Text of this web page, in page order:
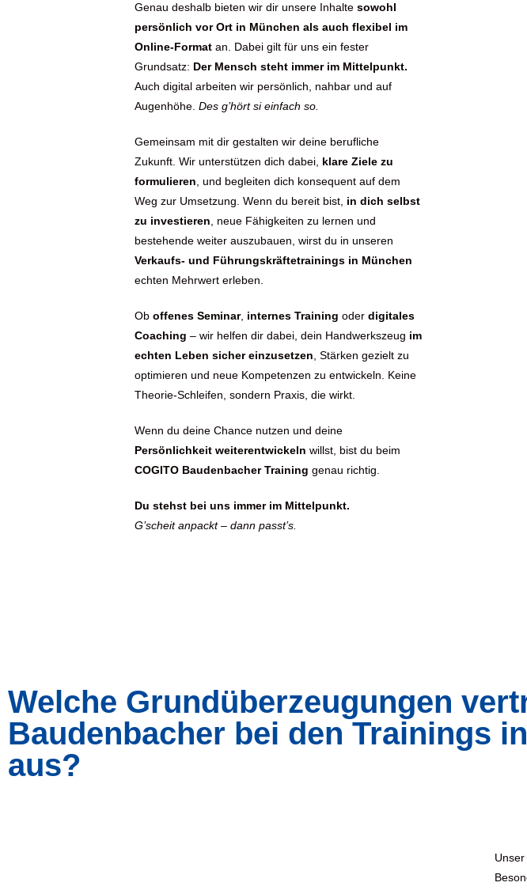
Genau deshalb bieten wir dir unsere Inhalte sowohl
persönlich vor Ort in München als auch flexibel im
Online-Format an. Dabei gilt für uns ein fester
Grundsatz: Der Mensch steht immer im Mittelpunkt.
Auch digital arbeiten wir persönlich, nahbar und auf
Augenhöhe. Des g’hört si einfach so.
Gemeinsam mit dir gestalten wir deine berufliche
Zukunft. Wir unterstützen dich dabei, klare Ziele zu
formulieren , und begleiten dich konsequent auf dem
Weg zur Umsetzung. Wenn du bereit bist, in dich selbst
zu investieren , neue Fähigkeiten zu lernen und
bestehende weiter auszubauen, wirst du in unseren
Verkaufs- und Führungskräftetrainings in München
echten Mehrwert erleben.
Ob offenes Seminar, internes Training oder digitales
Coaching – wir helfen dir dabei, dein Handwerkszeug im
echten Leben sicher einzusetzen , Stärken gezielt zu
optimieren und neue Kompetenzen zu entwickeln. Keine
Theorie-Schleifen, sondern Praxis, die wirkt.
Wenn du deine Chance nutzen und deine
Persönlichkeit weiterentwickeln willst, bist du beim
COGITO Baudenbacher Training genau richtig.
Du stehst bei uns immer im Mittelpunkt.
G’scheit anpackt – dann passt’s.
Welche Grundüberzeugungen
Baudenbacher bei den Trainings
aus?